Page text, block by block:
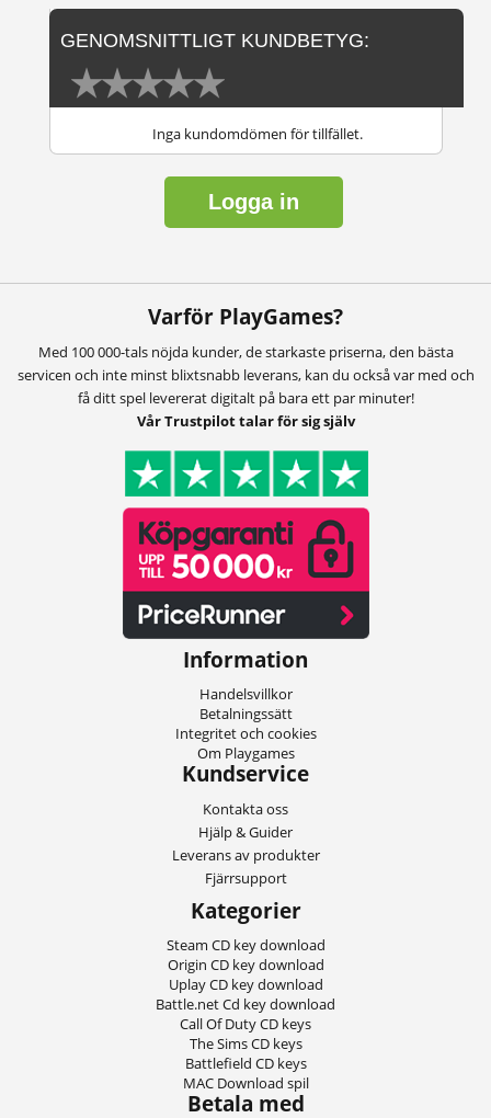
GENOMSNITTLIGT KUNDBETYG:
Inga kundomdömen för tillfället.
Logga in
Varför PlayGames?
Med 100 000-tals nöjda kunder, de starkaste priserna, den bästa
servicen och inte minst blixtsnabb leverans, kan du också var med och
få ditt spel levererat digitalt på bara ett par minuter!
Vår Trustpilot talar för sig själv
Information
Handelsvillkor
Betalningssätt
Integritet och cookies
Om Playgames
Kundservice
Kontakta oss
Hjälp & Guider
Leverans av produkter
Fjärrsupport
Kategorier
Steam CD key download
Origin CD key download
Uplay CD key download
Battle.net Cd key download
Call Of Duty CD keys
The Sims CD keys
Battlefield CD keys
MAC Download spil
Betala med